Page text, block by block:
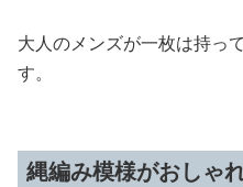
大人のメンズが一枚は持っ
す。
縄編み模様がおしゃ